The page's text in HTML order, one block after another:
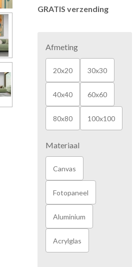
GRATIS verzending
Afmeting
20x20 30x30
40x40 60x60
80x80 100x100
Materiaal
Canvas
Fotopaneel
Aluminium
Acrylglas